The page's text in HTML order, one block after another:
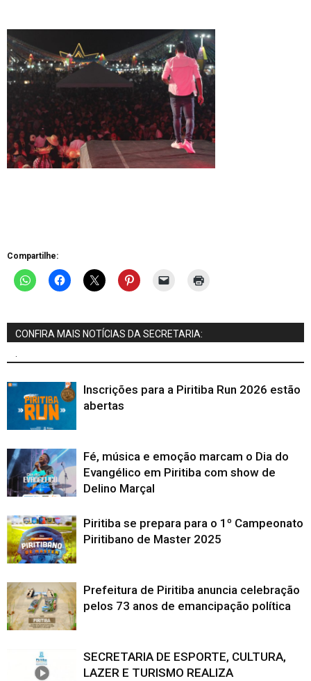
Compartilhe:
CONFIRA MAIS NOTÍCIAS DA SECRETARIA:
.
Inscrições para a Piritiba Run 2026 estão
abertas
Fé, música e emoção marcam o Dia do
Evangélico em Piritiba com show de
Delino Marçal
Piritiba se prepara para o 1º Campeonato
Piritibano de Master 2025
Prefeitura de Piritiba anuncia celebração
pelos 73 anos de emancipação política
SECRETARIA DE ESPORTE, CULTURA,
LAZER E TURISMO REALIZA